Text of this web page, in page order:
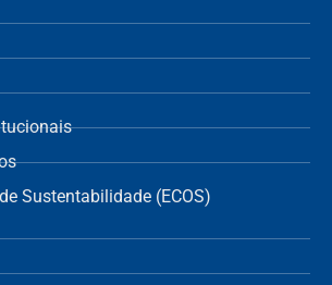
Sustentabilidade (ECOS)